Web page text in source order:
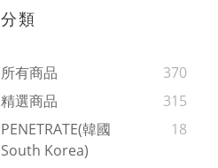
分類
所有商品
370
精選商品
315
PENETRATE(韓國
South Korea)
18